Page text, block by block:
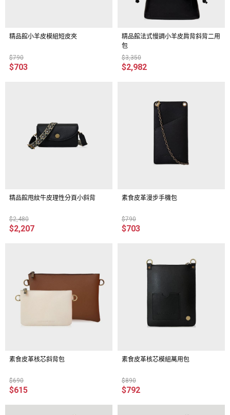
精品館小羊皮模組短皮夾
$790
$703
精品館法式慢調小羊皮肩背斜背二用
包
$3,350
$2,982
精品館甩紋牛皮理性分頁小斜背
$2,480
$2,207
素食皮革漫步手機包
$790
$703
素食皮革核芯斜背包
$690
$615
素食皮革核芯模組萬用包
$890
$792